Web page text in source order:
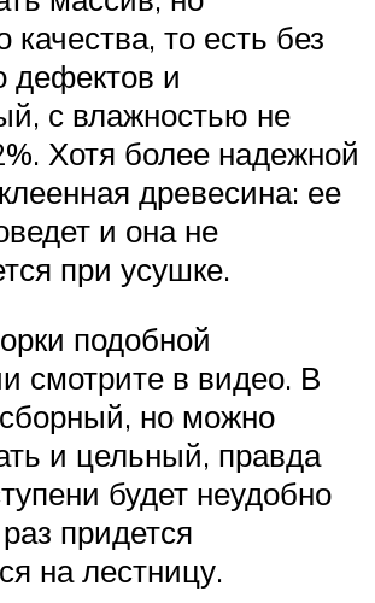
качества, то есть без
дефектов и
с влажностью не
Хотя более надежной
древесина: ее
и она не
при усушке.
подобной
смотрите в видео. В
но можно
и цельный, правда
будет неудобно
придется
на лестницу.